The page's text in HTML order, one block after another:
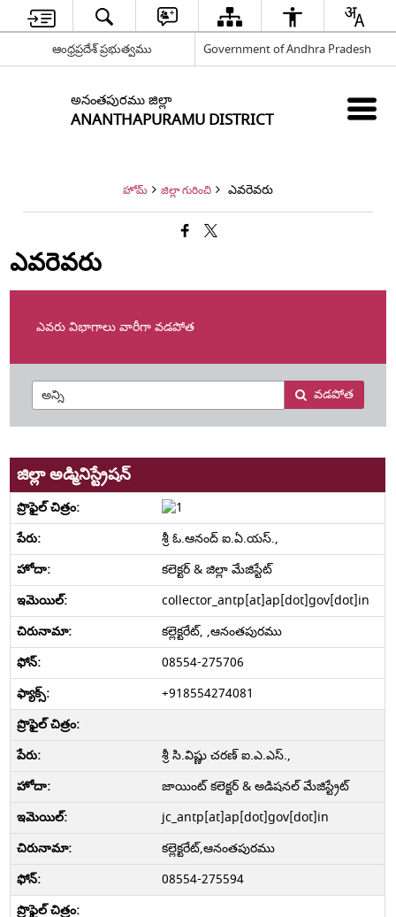
ఆంధ్రప్రదేశ్ ప్రభుత్వము Government of Andhra Pradesh
అనంతపురము జిల్లా
ANANTHAPURAMU DISTRICT
హోమ్ జిల్లా గురించి ఎవరెవరు
ఎవరెవరు
ఎవరు విభాగాలు వారీగా వడపోత
వడపోత
జిల్లా అడ్మినిస్ట్రేషన్
శ్రీ ఓ.ఆనంద్ ఐ.ఏ.యస్.,
కలెక్టర్ & జిల్లా మేజిస్టేట్
collector_antp[at]ap[dot]gov[dot]in
కల్లెక్టరేట్, ,ఆనంతపురము
08554-275706
+918554274081
శ్రీ సి.విష్ణు చరణ్ ఐ.ఎ.ఎస్.,
జాయింట్ కలెక్టర్ & అడిషనల్ మేజిస్ట్రేట్
jc_antp[at]ap[dot]gov[dot]in
కల్లెక్టరేట్,ఆనంతపురము
08554-275594